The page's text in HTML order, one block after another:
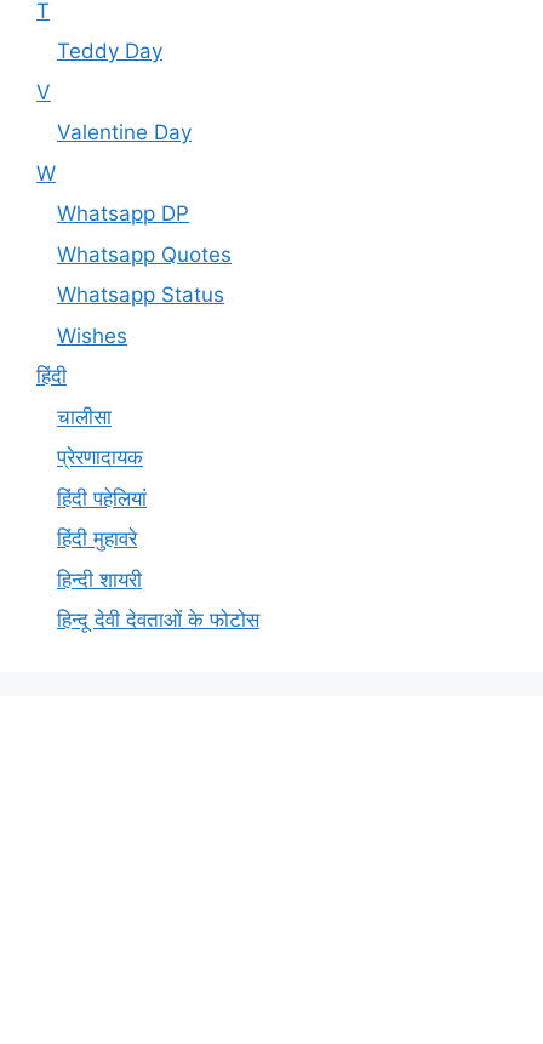
T
Teddy Day
V
Valentine Day
W
Whatsapp DP
Whatsapp Quotes
Whatsapp Status
Wishes
हिंदी
चालीसा
प्रेरणादायक
हिंदी पहेलियां
हिंदी मुहावरे
हिन्दी शायरी
हिन्दू देवी देवताओं के फोटोस